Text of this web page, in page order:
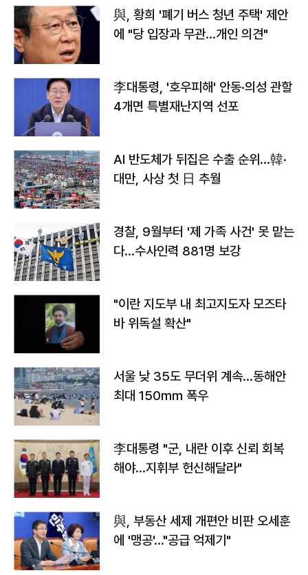
與, 황희 '폐기 버스 청년 주택' 제안
에 "당 입장과 무관…개인 의견"
李대통령, '호우피해' 안동·의성 관할
4개면 특별재난지역 선포
AI 반도체가 뒤집은 수출 순위…韓·
대만, 사상 첫 日 추월
경찰, 9월부터 '제 가족 사건' 못 맡는
다…수사인력 881명 보강
"이란 지도부 내 최고지도자 모즈타
바 위독설 확산"
서울 낮 35도 무더위 계속…동해안
최대 150㎜ 폭우
李대통령 "군, 내란 이후 신뢰 회복
해야…지휘부 헌신해달라"
與, 부동산 세제 개편안 비판 오세훈
에 '맹공'…"공급 억제기"